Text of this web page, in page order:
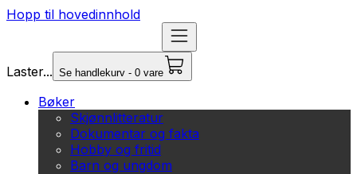
Hopp til hovedinnhold
Laster... Se handlekurv - 0 vare
Bøker
Skjønnlitteratur
Dokumentar og fakta
Hobby og fritid
Barn og ungdom